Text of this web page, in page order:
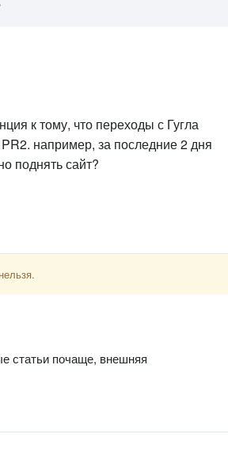
к тому, что переходы с Гугла
например, за последние 2 дня
поднять сайт?
статьи почаще, внешняя